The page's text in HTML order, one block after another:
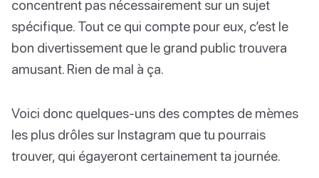
concentrent pas nécessairement sur un sujet
spécifique. Tout ce qui compte pour eux, c’est le
bon divertissement que le grand public trouvera
amusant. Rien de mal à ça.
Voici donc quelques-uns des comptes de mèmes
les plus drôles sur Instagram que tu pourrais
trouver, qui égayeront certainement ta journée.